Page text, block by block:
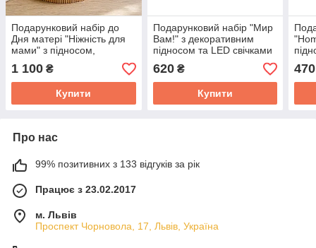
Подарунковий набір до
Дня матері "Ніжність для
мами" з підносом,
салфетницею і декором
1 100 ₴
Купити
Подарунковий набір "Мир
Вам!" з декоративним
підносом та LED свічками
620₴
Купити
470
Про нас
99% позитивних з 133 відгуків за рік
Працює з 23.02.2017
м. Львів
Проспект Чорновола, 17, Львів, Україна